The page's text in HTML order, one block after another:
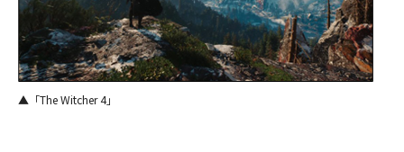
▲「The Witcher 4」